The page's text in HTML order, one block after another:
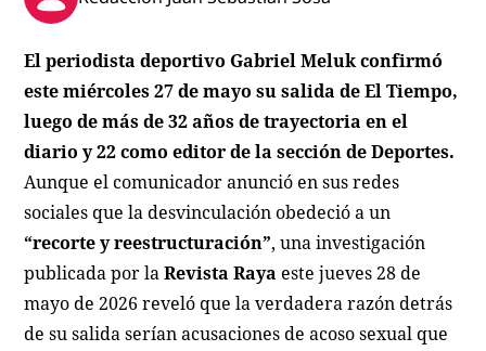
El periodista deportivo Gabriel Meluk confirmó
este miércoles 27 de mayo su salida deEl Tiempo,
luego de más de 32 años de trayectoria en el
diario y 22 como editor de la sección de Deportes.
Aunque el comunicador anunció en sus redes
sociales que la desvinculación obedeció a un
“recorte y reestructuración”, una investigación
publicada por laRevista Raya este jueves 28 de
mayo de 2026 reveló que la verdadera razón detrás
de su salida serían acusaciones de acoso sexual que